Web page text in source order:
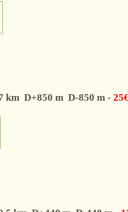
km D+850 m D-850 m -